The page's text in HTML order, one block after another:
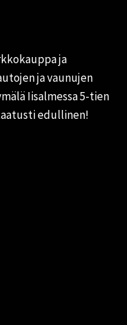
ja
ja vaunujen
Iisalmessa 5-tien
edullinen!